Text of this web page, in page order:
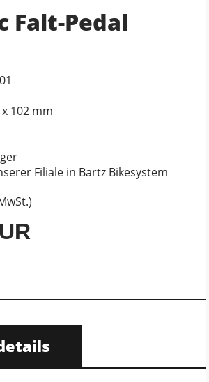
Falt-Pedal
102 mm
Filiale in Bartz Bikesystem